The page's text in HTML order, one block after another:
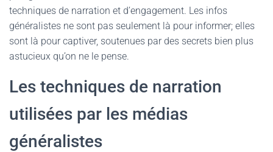
techniques de narration et d’engagement. Les infos
généralistes ne sont pas seulement là pour informer; elles
sont là pour captiver, soutenues par des secrets bien plus
astucieux qu’on ne le pense.
Les techniques de narration
utilisées par les médias
généralistes